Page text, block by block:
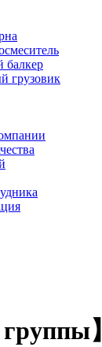
балкер
грузовик
】